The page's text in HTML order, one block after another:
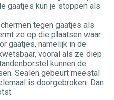
gaatjes kun je stoppen als
tegen gaatjes als
ze op die plaatsen waar
gaatjes, namelijk in de
vooral als ze diep
kunnen de
Sealen gebeurt meestal
is doorgebroken. Dan